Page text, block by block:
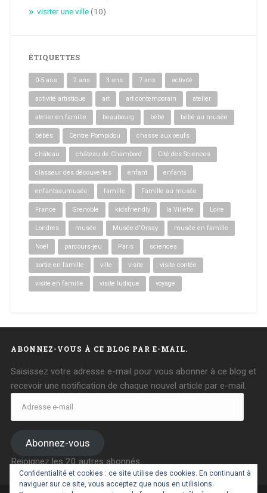
visiter une ville(10)
ÉTIQUETTES
0-5 ans 2 ans 3 ans 7 ans activité
activité artistique art art contemporain atelier
atelier en famille beaubourg bébé bébé au musée
bébés Centre Pompidou chasse aux oeufs
château château de Chambord Cité des Sciences
classeur des découvertes enfant enfants
enfantsaumusée famille Famille au musée
France Grenoble kidsfriendly la Villette Loire
Londres musée Musée d'Orsay musée en famille
Noël parcours-jeu Paris sciences
sortie en famille ville visite visite contée
visite en famille visite ludique voyage
ABONNEZ-VOUS À CE BLOG PAR E-MAIL.
Saisissez votre adresse e-mail pour vous abonner à ce blog et
recevoir une notification de chaque nouvel article par e-mail.
Adresse
Abonnez-vous
Rejoignez les 20 autres abonnés
Confidentialité et cookies : ce site utilise des cookies. En continuant à
naviguer sur ce site, vous acceptez que nous en utilisions.